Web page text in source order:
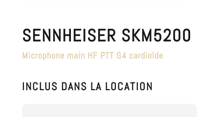
SENNHEISER SKM5200
Microphone main HF PTT G4 cardioïde
INCLUS DANS LA LOCATION